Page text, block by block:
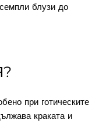
блузи до
при готическите
краката и